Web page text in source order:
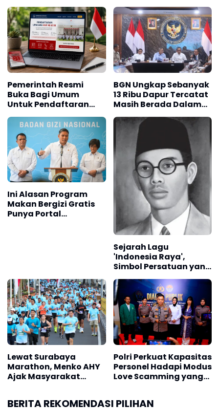
Pemerintah Resmi
Buka Bagi Umum
Untuk Pendaftaran
Upacara HUT ke-81 RI
BGN Ungkap Sebanyak
13 Ribu Dapur Tercatat
Masih Berada Dalam
Berbagai Tahapan
Verifikasi dan Belum
Seluruhnya Siap
Beroperasi
Ini Alasan Program
Makan Bergizi Gratis
Punya Portal
Sejarah Lagu
'Indonesia Raya',
Simbol Persatuan yang
Lahir Sebelum
Kemerdekaan
Lewat Surabaya
Marathon, Menko AHY
Ajak Masyarakat
Polri Perkuat Kapasitas
Personel Hadapi Modus
Love Scamming yang
BERITA REKOMENDASI PILIHAN